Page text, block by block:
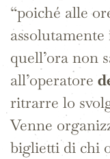
“poiché alle
quell’ora non
all’operatore
ritrarre lo
Venne
biglietti di chi